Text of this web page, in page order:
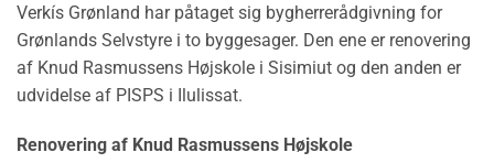
Verkís Grønland har påtaget sig bygherrerådgivning for
Grønlands Selvstyre i to byggesager. Den ene er renovering
af Knud Rasmussens Højskole i Sisimiut og den anden er
udvidelse af PISPS i Ilulissat.
Renovering af Knud Rasmussens Højskole